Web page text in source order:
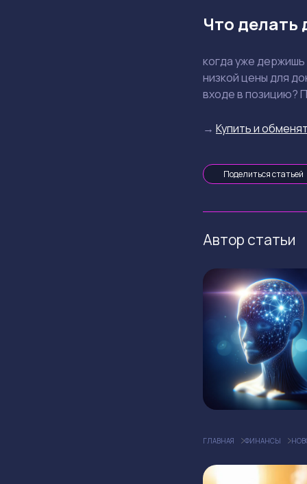
Что делать
когда уже держишь
низкой цены для
входе в позицию?
→ Купить и
Поделиться статьей
Автор статьи
ГЛАВНАЯ ФИНАНСЫ